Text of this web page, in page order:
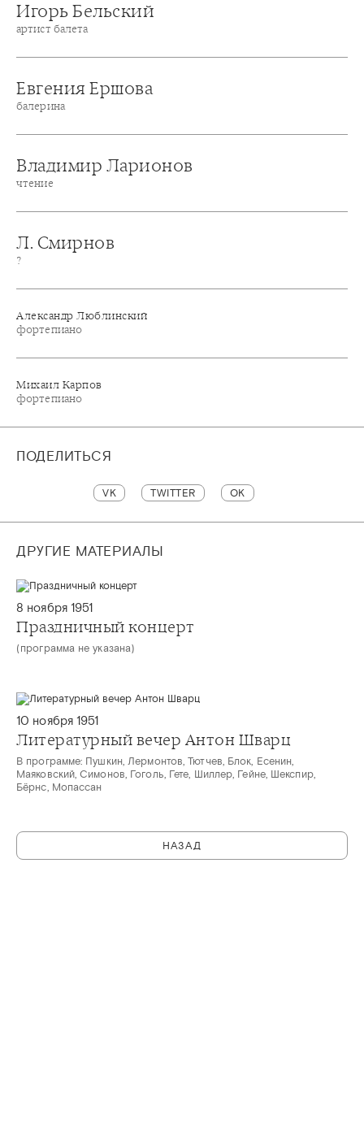
Игорь Бельский
артист балета
Евгения Ершова
балерина
Владимир Ларионов
чтение
Л. Смирнов
?
Александр Люблинский
фортепиано
Михаил Карпов
фортепиано
ПОДЕЛИТЬСЯ
VK TWITTER OK
ДРУГИЕ МАТЕРИАЛЫ
8 ноября 1951
Праздничный концерт
(программа не указана)
10 ноября 1951
Литературный вечер Антон Шварц
В программе: Пушкин, Лермонтов, Тютчев, Блок, Есенин,
Маяковский, Симонов, Гоголь, Гете, Шиллер, Гейне, Шекспир,
Бёрнс, Мопассан
НАЗАД